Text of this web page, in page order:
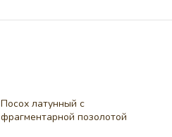
Посох латунный с
фрагментарной позолотой